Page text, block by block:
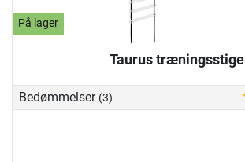
På lager
Taurus træningsstige
Bedømmelser (3)